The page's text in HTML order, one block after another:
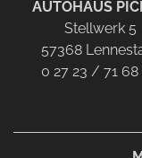
AUTOHAUS
Stellwerk 5
57368
0 27 23 / 71 68